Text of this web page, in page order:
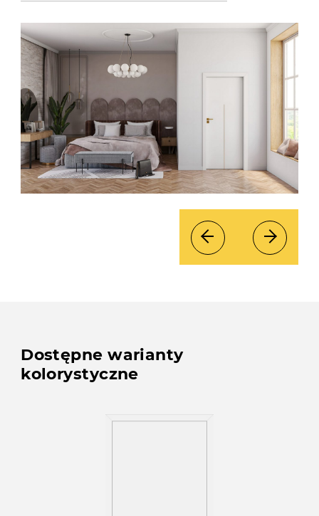
Dostępne warianty
kolorystyczne